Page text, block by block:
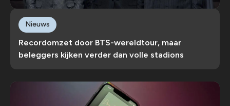
Recordomzet door BTS-wereldtour, maar
beleggers kijken verder dan volle stadions
Nieuws